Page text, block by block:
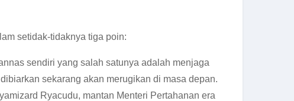
setidak-tidaknya tiga poin:
sendiri yang salah satunya adalah menjaga
sekarang akan merugikan di masa depan.
Ryacudu, mantan Menteri Pertahanan era